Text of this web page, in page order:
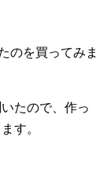
のを買ってみま
たので、作っ
す。